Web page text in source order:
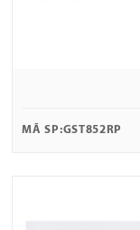
MÃ SP:GST852RP